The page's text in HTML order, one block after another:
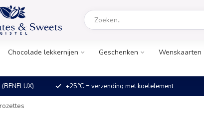
Chocolade lekkernijen Geschenken Wenskaarten
+25°C = verzending met koelelement